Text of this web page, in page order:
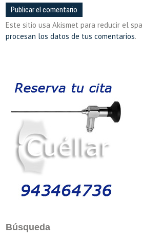
Este sitio usa Akismet para reducir el
procesan los datos de tus comentarios.
Búsqueda